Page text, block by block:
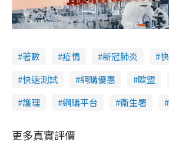
著數 疫情 新冠肺炎
快速測試
網購優惠 歐盟
護理
網購平台 衞生署
更多真實評價